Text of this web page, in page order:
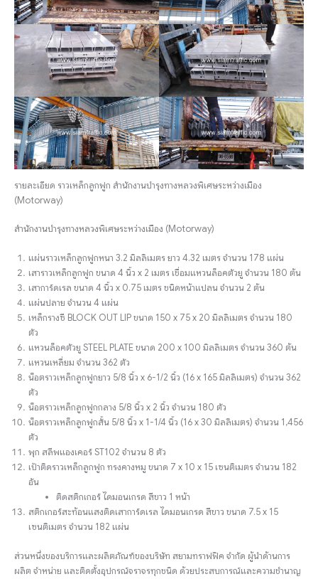
รายละเอียด ราวเหล็กลูกฟูก สำนักงานบำรุงทางหลวงพิเศษระหว่างเมือง
(Motorway)
สำนักงานบำรุงทางหลวงพิเศษระหว่างเมือง (Motorway)
แผ่นราวเหล็กลูกฟูกหนา 3.2 มิลลิเมตร ยาว 4.32 เมตร จำนวน 178 แผ่น
เสาราวเหล็กลูกฟูก ขนาด 4 นิ้ว x 2 เมตร เชื่อมแหวนล็อคตัวยู จำนวน 180 ต้น
เสาการ์ดเรล ขนาด 4 นิ้ว x 0.75 เมตร ชนิดหน้าแปลน จำนวน 2 ต้น
แผ่นปลาย จำนวน 4 แผ่น
เหล็กรางซี BLOCK OUT LIP ขนาด 150 x 75 x 20 มิลลิเมตร จำนวน 180
ตัว
แหวนล็อคตัวยู STEEL PLATE ขนาด 200 x 100 มิลลิเมตร จำนวน 360 ต้น
แหวนเหลี่ยม จำนวน 362 ตัว
น็อตราวเหล็กลูกฟูกยาว 5/8 นิ้ว x 6-1/2 นิ้ว (16 x 165 มิลลิเมตร) จำนวน 362
ตัว
น็อตราวเหล็กลูกฟูกกลาง 5/8 นิ้ว x 2 นิ้ว จำนวน 180 ตัว
น็อตราวเหล็กลูกฟูกสั้น 5/8 นิ้ว x 1-1/4 นิ้ว (16 x 30 มิลลิเมตร) จำนวน 1,456
ตัว
พุก สลีพแองเคอร์ ST102 จำนวน 8 ตัว
เป้าติดราวเหล็กลูกฟูก ทรงคางหมู ขนาด 7 x 10 x 15 เซนติเมตร จำนวน 182
อัน
ติดสติกเกอร์ ไดมอนเกรด สีขาว 1 หน้า
สติกเกอร์สะท้อนแสงติดเสาการ์ดเรล ไดมอนเกรด สีขาว ขนาด 7.5 x 15
เซนติเมตร จำนวน 182 แผ่น
ส่วนหนึ่งของบริการและผลิตภัณฑ์ของบริษัท สยามทราฟฟิค จำกัด ผู้นำด้านการ
ผลิต จำหน่าย และติดตั้งอุปกรณ์จราจรทุกชนิด ด้วยประสบการณ์และความชำนาญ